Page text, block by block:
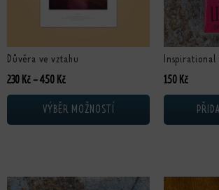
Důvěra ve vztahu
230 Kč –450 KčRozpětí cen: 230 Kč až 450 Kč
VÝBĚR MOŽNOSTÍ
Inspirational
150 Kč